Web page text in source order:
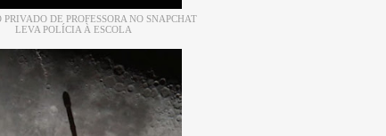
PRIVADO DE PROFESSORA NO SNAPCHAT
LEVA POLÍCIA À ESCOLA